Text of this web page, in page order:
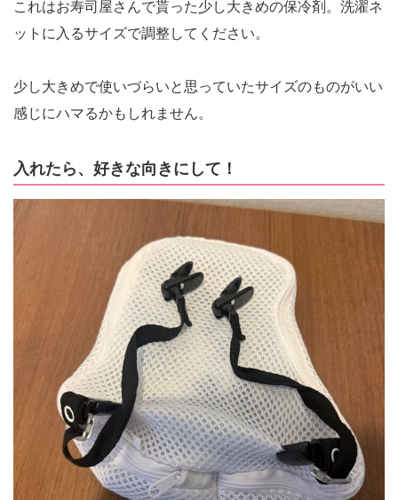
これはお寿司屋さんで貰った少し大きめの保冷剤。洗濯ネ
ットに入るサイズで調整してください。
少し大きめで使いづらいと思っていたサイズのものがいい
感じにハマるかもしれません。
入れたら、好きな向きにして！